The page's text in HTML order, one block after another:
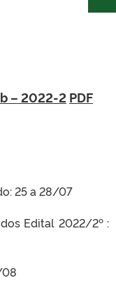
– 2022-2 PDF
25 a 28/07
Edital 2022/2º :
08